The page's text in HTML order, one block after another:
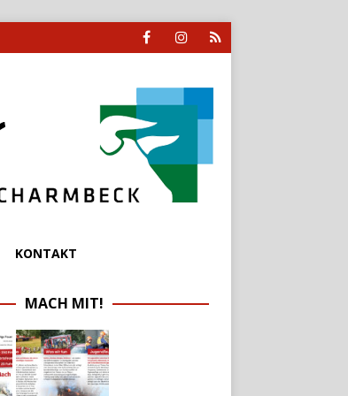
KONTAKT
MACH MIT!